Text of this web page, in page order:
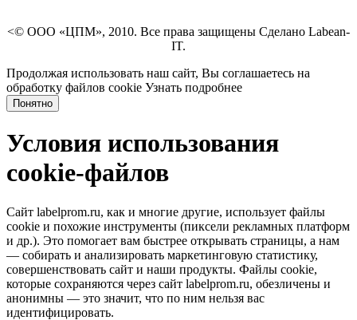
<© ООО «ЦПМ», 2010. Все права защищены Сделано Labean-
IT.
Продолжая использовать наш сайт, Вы соглашаетесь на
обработку файлов cookie Узнать подробнее
Понятно
Условия использования
cookie-файлов
Сайт labelprom.ru, как и многие другие, использует файлы
cookie и похожие инструменты (пиксели рекламных платформ
и др.). Это помогает вам быстрее открывать страницы, а нам
— собирать и анализировать маркетинговую статистику,
совершенствовать сайт и наши продукты. Файлы сookie,
которые сохраняются через сайт labelprom.ru, обезличены и
анонимны — это значит, что по ним нельзя вас
идентифицировать.